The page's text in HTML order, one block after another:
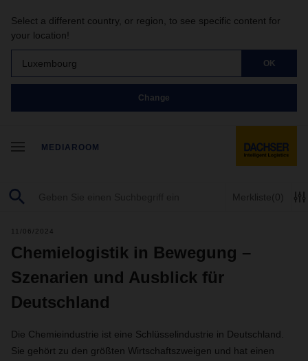
Select a different country, or region, to see specific content for
your location!
Luxembourg OK
Change
MEDIAROOM
Merkliste(0)
11/06/2024
Chemielogistik in Bewegung –
Szenarien und Ausblick für
Deutschland
Die Chemieindustrie ist eine Schlüsselindustrie in Deutschland.
Sie gehört zu den größten Wirtschaftszweigen und hat einen